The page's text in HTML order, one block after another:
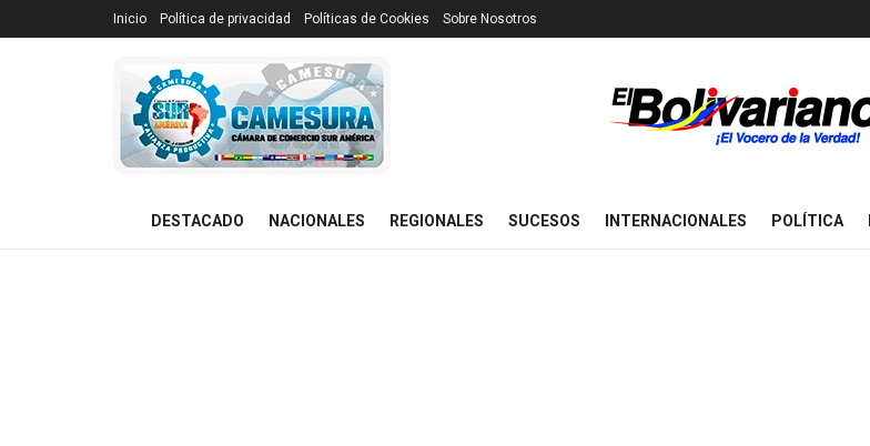
Inicio Política de privacidad Políticas de Cookies Sobre Nosotros
DESTACADO NACIONALES REGIONALES SUCESOS INTERNACIONALES POLÍTICA